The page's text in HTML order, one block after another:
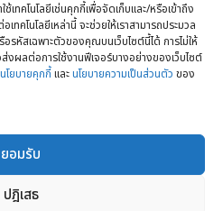
ทคโนโลยีเช่นคุกกี้เพื่อจัดเก็บและ/หรือเข้าถึง
คโนโลยีเหล่านี้ จะช่วยให้เราสามารถประมวล
หัสเฉพาะตัวของคุณบนเว็บไซต์นี้ได้ การไม่ให้
ผลต่อการใช้งานฟีเจอร์บางอย่างของเว็บไซต์
นโยบายคุกกี้ และนโยบายความเป็นส่วนตัว ของ
ยอมรับ
ปฎิเสธ